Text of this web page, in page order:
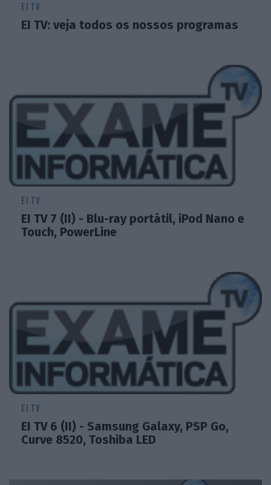
EI TV
EI TV: veja todos os nossos programas
EI TV
EI TV 7 (II) - Blu-ray portátil, iPod Nano e
Touch, PowerLine
EI TV
EI TV 6 (II) - Samsung Galaxy, PSP Go,
Curve 8520, Toshiba LED